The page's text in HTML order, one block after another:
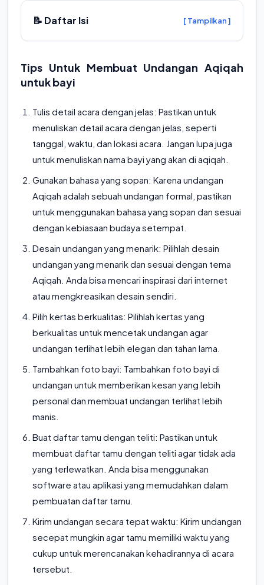
📝 Daftar Isi [ Tampilkan ]
Tips Untuk Membuat Undangan Aqiqah
untuk bayi
Tulis detail acara dengan jelas: Pastikan untuk
menuliskan detail acara dengan jelas, seperti
tanggal, waktu, dan lokasi acara. Jangan lupa juga
untuk menuliskan nama bayi yang akan di aqiqah.
Gunakan bahasa yang sopan: Karena undangan
Aqiqah adalah sebuah undangan formal, pastikan
untuk menggunakan bahasa yang sopan dan sesuai
dengan kebiasaan budaya setempat.
Desain undangan yang menarik: Pilihlah desain
undangan yang menarik dan sesuai dengan tema
Aqiqah. Anda bisa mencari inspirasi dari internet
atau mengkreasikan desain sendiri.
Pilih kertas berkualitas: Pilihlah kertas yang
berkualitas untuk mencetak undangan agar
undangan terlihat lebih elegan dan tahan lama.
Tambahkan foto bayi: Tambahkan foto bayi di
undangan untuk memberikan kesan yang lebih
personal dan membuat undangan terlihat lebih
manis.
Buat daftar tamu dengan teliti: Pastikan untuk
membuat daftar tamu dengan teliti agar tidak ada
yang terlewatkan. Anda bisa menggunakan
software atau aplikasi yang memudahkan dalam
pembuatan daftar tamu.
Kirim undangan secara tepat waktu: Kirim undangan
secepat mungkin agar tamu memiliki waktu yang
cukup untuk merencanakan kehadirannya di acara
tersebut.